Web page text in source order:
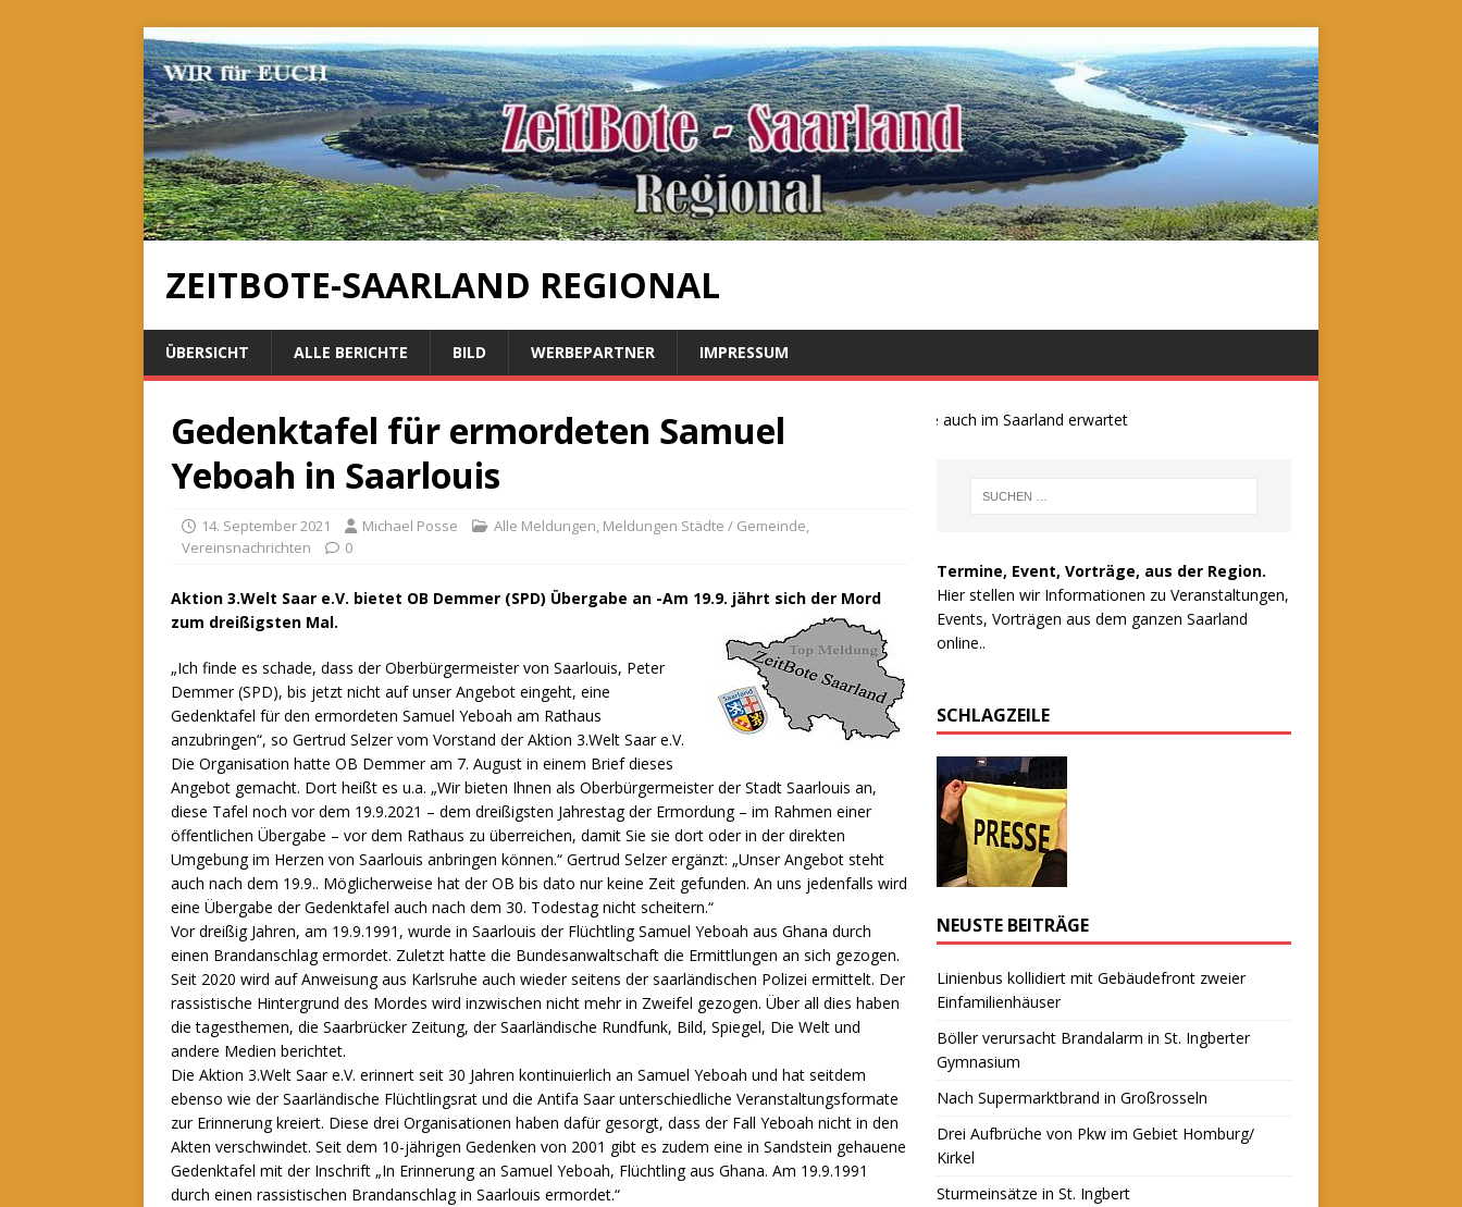
ZEITBOTE-SAARLAND REGIONAL
ÜBERSICHT ALLE BERICHTE BILD WERBEPARTNER IMPRESSUM
Gedenktafel für ermordeten Samuel
Yeboah in Saarlouis
14. September 2021 Michael Posse Alle Meldungen, Meldungen Städte / Gemeinde,
Vereinsnachrichten
0
Aktion 3.Welt Saar e.V. bietet OB Demmer (SPD) Übergabe an -Am 19.9. jährt sich der Mord
zum dreißigsten Mal.
„Ich finde es schade, dass der Oberbürgermeister von Saarlouis, Peter
Demmer (SPD), bis jetzt nicht auf unser Angebot eingeht, eine
Gedenktafel für den ermordeten Samuel Yeboah am Rathaus
anzubringen“, so Gertrud Selzer vom Vorstand der Aktion 3.Welt Saar e.V.
Die Organisation hatte OB Demmer am 7. August in einem Brief dieses
Angebot gemacht. Dort heißt es u.a. „Wir bieten Ihnen als Oberbürgermeister der Stadt Saarlouis an,
diese Tafel noch vor dem 19.9.2021 – dem dreißigsten Jahrestag der Ermordung – im Rahmen einer
öffentlichen Übergabe – vor dem Rathaus zu überreichen, damit Sie sie dort oder in der direkten
Umgebung im Herzen von Saarlouis anbringen können.“ Gertrud Selzer ergänzt: „Unser Angebot steht
auch nach dem 19.9.. Möglicherweise hat der OB bis dato nur keine Zeit gefunden. An uns jedenfalls wird
eine Übergabe der Gedenktafel auch nach dem 30. Todestag nicht scheitern.“
Vor dreißig Jahren, am 19.9.1991, wurde in Saarlouis der Flüchtling Samuel Yeboah aus Ghana durch
einen Brandanschlag ermordet. Zuletzt hatte die Bundesanwaltschaft die Ermittlungen an sich gezogen.
Seit 2020 wird auf Anweisung aus Karlsruhe auch wieder seitens der saarländischen Polizei ermittelt. Der
rassistische Hintergrund des Mordes wird inzwischen nicht mehr in Zweifel gezogen. Über all dies haben
die tagesthemen, die Saarbrücker Zeitung, der Saarländische Rundfunk, Bild, Spiegel, Die Welt und
andere Medien berichtet.
Die Aktion 3.Welt Saar e.V. erinnert seit 30 Jahren kontinuierlich an Samuel Yeboah und hat seitdem
ebenso wie der Saarländische Flüchtlingsrat und die Antifa Saar unterschiedliche Veranstaltungsformate
zur Erinnerung kreiert. Diese drei Organisationen haben dafür gesorgt, dass der Fall Yeboah nicht in den
Akten verschwindet. Seit dem 10-jährigen Gedenken von 2001 gibt es zudem eine in Sandstein gehauene
Gedenktafel mit der Inschrift „In Erinnerung an Samuel Yeboah, Flüchtling aus Ghana. Am 19.9.1991
durch einen rassistischen Brandanschlag in Saarlouis ermordet.“
Bauernproteste auch im Saarland erwartet
Termine, Event, Vorträge, aus der Region.
Hier stellen wir Informationen zu Veranstaltungen,
Events, Vorträgen aus dem ganzen Saarland
online..
SCHLAGZEILE
NEUSTE BEITRÄGE
Linienbus kollidiert mit Gebäudefront zweier
Einfamilienhäuser
Böller verursacht Brandalarm in St. Ingberter
Gymnasium
Nach Supermarktbrand in Großrosseln
Drei Aufbrüche von Pkw im Gebiet Homburg/
Kirkel
Sturmeinsätze in St. Ingbert